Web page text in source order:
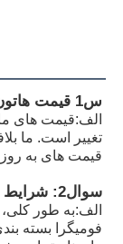
R902233884
R902106321
R902198594
R902220946
R902255713
س1 قیمت هاتون چيه؟
الف:قیمت های
تغییر است. ما
قیمت های به
سوال2: شرايط بسته بندي شما چيه؟
الف:به طور
فومیگرا بسته